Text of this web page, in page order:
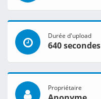
Durée d'upload
640 secondes
Propriétaire